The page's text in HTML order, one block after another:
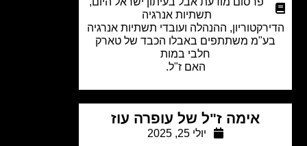
תשתיות אנרגיה
ההנהלה ועובדי תשתיות אנרגיה
משתתפים באבלו הכבד שלטארק
במות
האם ז"ל.
אימה ז"ל של עופרה עוז